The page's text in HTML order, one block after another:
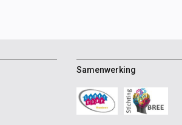
Samenwerking